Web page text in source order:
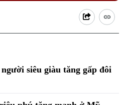
siêu giàu tăng gấp đôi